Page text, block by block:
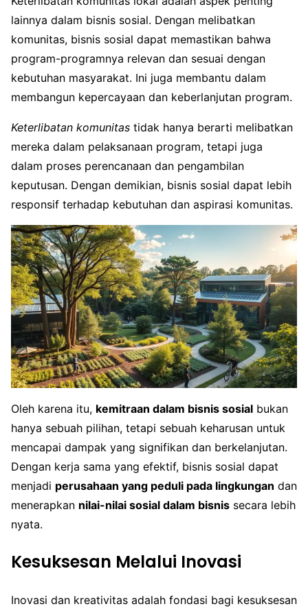
lainnya dalam bisnis sosial. Dengan melibatkan
komunitas, bisnis sosial dapat memastikan bahwa
program-programnya relevan dan sesuai dengan
kebutuhan masyarakat. Ini juga membantu dalam
membangun kepercayaan dan keberlanjutan program.
Keterlibatan komunitas tidak hanya berarti melibatkan
mereka dalam pelaksanaan program, tetapi juga
dalam proses perencanaan dan pengambilan
keputusan. Dengan demikian, bisnis sosial dapat lebih
responsif terhadap kebutuhan dan aspirasi komunitas.
Oleh karena itu, kemitraan dalam bisnis sosial bukan
hanya sebuah pilihan, tetapi sebuah keharusan untuk
mencapai dampak yang signifikan dan berkelanjutan.
Dengan kerja sama yang efektif, bisnis sosial dapat
menjadi perusahaan yang peduli pada lingkungan dan
menerapkan nilai-nilai sosial dalam bisnis secara lebih
nyata.
Kesuksesan Melalui Inovasi
Inovasi dan kreativitas adalah fondasi bagi kesuksesan